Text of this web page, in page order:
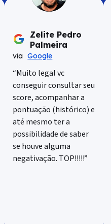
Zelite Pedro
Palmeira
via Google
“Muito legal vc
conseguir consultar seu
score, acompanhar a
pontuação (histórico) e
até mesmo ter a
possibilidade de saber
se houve alguma
negativação. TOP!!!!!”